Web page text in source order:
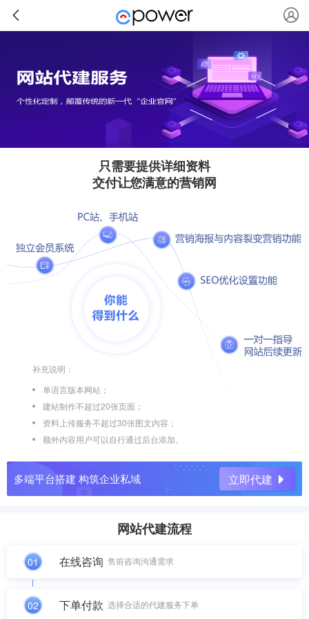
只需要提供详细资料
交付让您满意的营销网
补充说明：
单语言版本网站；
建站制作不超过20张页面；
资料上传服务不超过30张图文内容；
额外内容用户可以自行通过后台添加。
多端平台搭建 构筑企业私域 立即代建
网站代建流程
01 在线咨询 售前咨询沟通需求
02 下单付款 选择合适的代建服务下单